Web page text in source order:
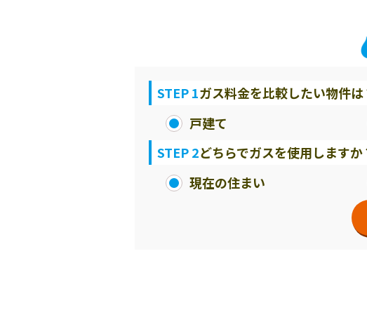
STEP 1ガス料金を比較したい物件は
戸建て
STEP 2どちらでガスを使用しますか
現在の住まい